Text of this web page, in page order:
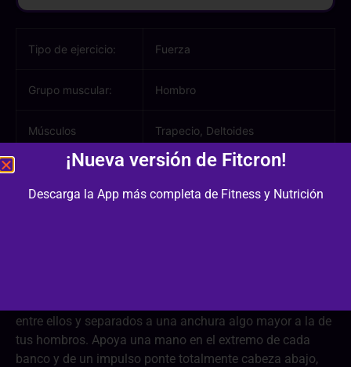
Tipo de ejercicio: Fuerza
Grupo muscular: Hombro
Músculos
involucrados:
Trapecio, Deltoides
Equipamiento /
Material:
Banco Plano
entre ellos y separados a una anchura algo mayor a la de
tus hombros. Apoya una mano en el extremo de cada
banco y de un impulso ponte totalmente cabeza abajo,
¡Nueva versión de Fitcron!
Descarga la App más completa de Fitness y Nutrición